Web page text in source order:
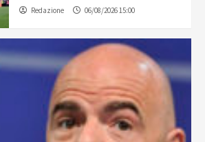
Redazione 06/08/2026 15:00